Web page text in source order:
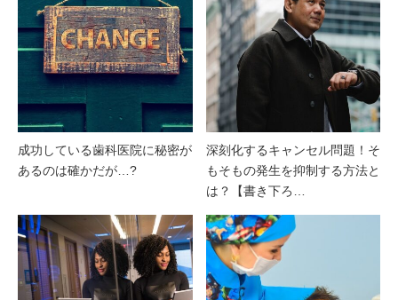
成功している歯科医院に秘密が
あるのは確かだが…?
深刻化するキャンセル問題！そ
もそもの発生を抑制する方法と
は？【書き下ろ…